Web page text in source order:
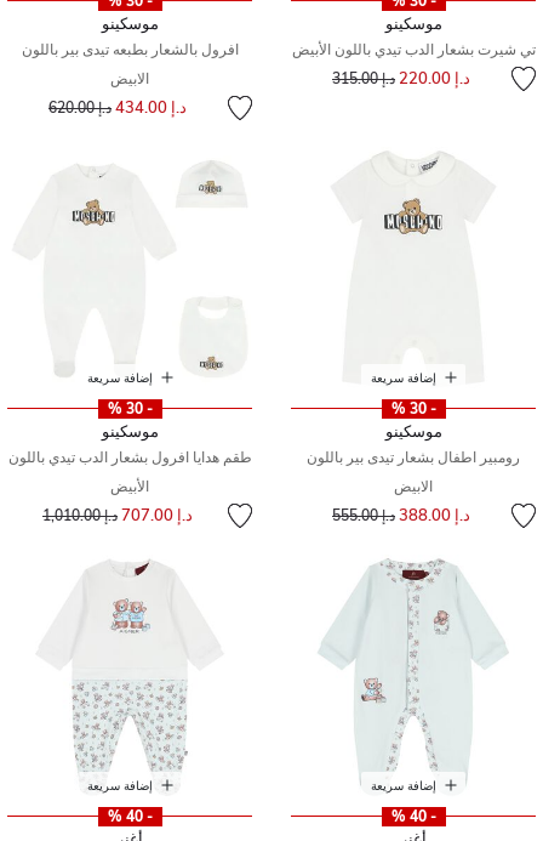
موسكينو
تي شيرت بشعار الدب تيدي باللون الأبيض
د.إ 220.00 سعر مخفض مند.إ 315.00
موسكينو
افرول بالشعار بطبعه تيدى بير باللون
الابيض
د.إ 434.00 سعر مخفض من
د.إ 620.00 إلى
إضافة سريعة
- 30 %
موسكينو
رومبير اطفال بشعار تيدى بير باللون
الابيض
د.إ 388.00 سعر مخفض مند.إ 555.00
إضافة سريعة
- 30 %
موسكينو
طقم هدايا افرول بشعار الدب تيدي باللون
الأبيض
د.إ 707.00 سعر مخفض من
د.إ 1,010.00 إلى
إضافة سريعة
- 40 %
إضافة سريعة
- 40 %